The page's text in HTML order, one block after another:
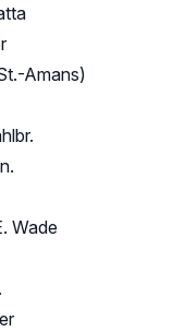
Amans)
Wade